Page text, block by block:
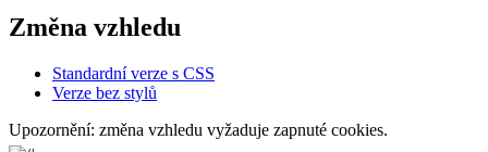
Změna vzhledu
Standardní verze s CSS
Verze bez stylů
Upozornění: změna vzhledu vyžaduje zapnuté cookies.